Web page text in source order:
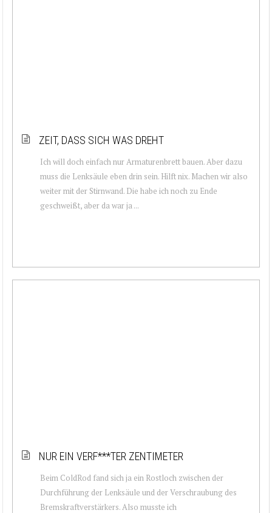
ZEIT, DASS SICH WAS DREHT
Ich will doch einfach nur Armaturenbrett bauen. Aber dazu
muss die Lenksäule eben drin sein. Hilft nix. Machen wir also
weiter mit der Stirnwand. Die habe ich noch zu Ende
geschweißt, aber da war ja ...
NUR EIN VERF***TER ZENTIMETER
Beim ColdRod fand sich ja ein Rostloch zwischen der
Durchführung der Lenksäule und der Verschraubung des
Bremskraftverstärkers. Also musste ich